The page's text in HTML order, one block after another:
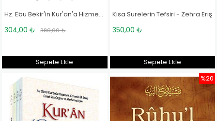
Hz. Ebu Bekir'in Kur'an'a Hizmetleri ve Tefsirdeki Yeri - Doç. Dr. Murat Kaya
304,00 ₺ 380,00 ₺
Sepete Ekle
Kısa Surelerin Tefsiri - Zehra Eriş
350,00 ₺
Sepete Ekle
%20